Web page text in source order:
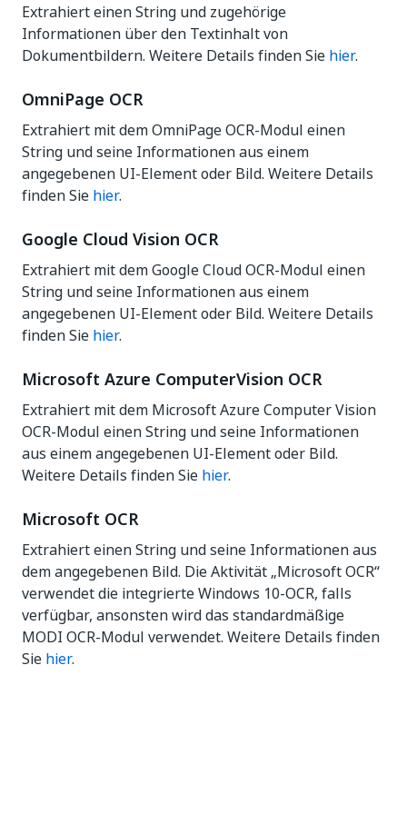
Extrahiert einen String und zugehörige
Informationen über den Textinhalt von
Dokumentbildern. Weitere Details finden Sie hier.
OmniPage OCR
Extrahiert mit dem OmniPage OCR-Modul einen
String und seine Informationen aus einem
angegebenen UI-Element oder Bild. Weitere Details
finden Sie hier.
Google Cloud Vision OCR
Extrahiert mit dem Google Cloud OCR-Modul einen
String und seine Informationen aus einem
angegebenen UI-Element oder Bild. Weitere Details
finden Sie hier.
Microsoft Azure ComputerVision OCR
Extrahiert mit dem Microsoft Azure Computer Vision
OCR-Modul einen String und seine Informationen
aus einem angegebenen UI-Element oder Bild.
Weitere Details finden Sie hier.
Microsoft OCR
Extrahiert einen String und seine Informationen aus
dem angegebenen Bild. Die Aktivität „Microsoft OCR“
verwendet die integrierte Windows 10-OCR, falls
verfügbar, ansonsten wird das standardmäßige
MODI OCR-Modul verwendet. Weitere Details finden
Sie hier.